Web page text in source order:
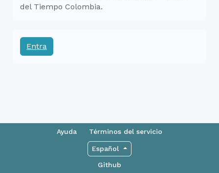
del Tiempo Colombia.
Entra
Ayuda Términos del servicio
Español
Github